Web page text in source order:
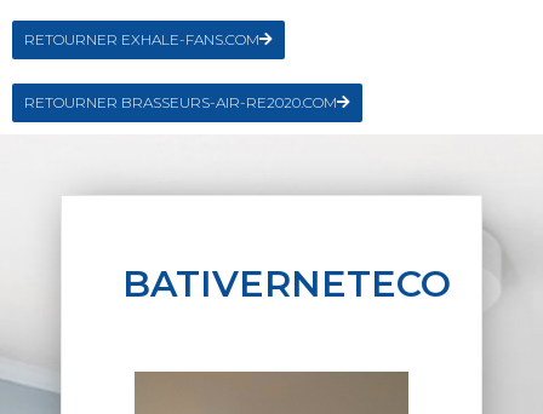
RETOURNER EXHALE-FANS.COM
RETOURNER BRASSEURS-AIR-RE2020.COM
BATIVERNETECO